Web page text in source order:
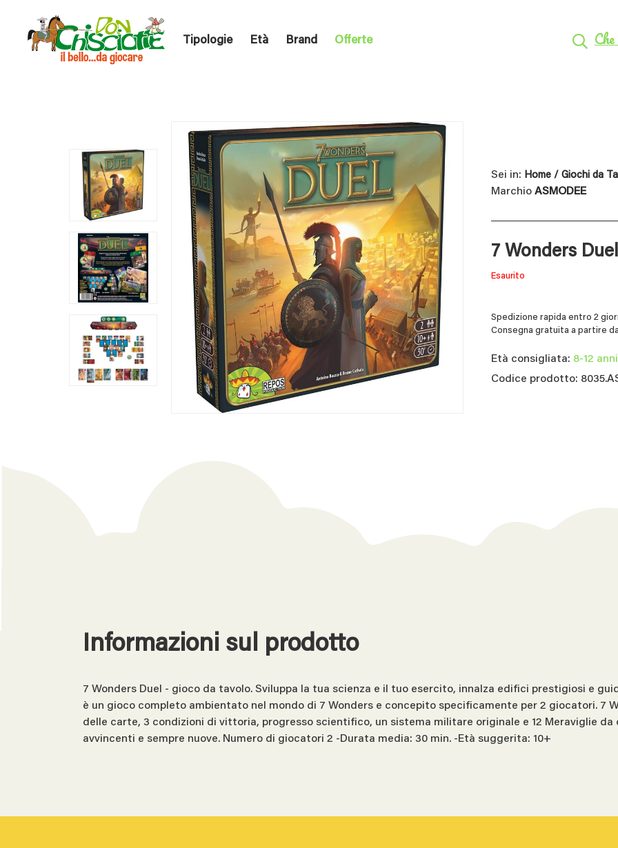
Tipologie Età Brand Offerte
Sei in: Home / Giochi da
Marchio ASMODEE
7 Wonders Duel
Esaurito
Spedizione rapida entro 2
Consegna gratuita a partire
Età consigliata: 8-12 anni
Codice prodotto:
Informazioni sul prodotto
7 Wonders Duel - gioco da tavolo. Sviluppa la tua scienza e il tuo esercito, innalza edifici prestigiosi e
è un gioco completo ambientato nel mondo di 7 Wonders e concepito specificamente per 2 giocatori. 7
delle carte, 3 condizioni di vittoria, progresso scientifico, un sistema militare originale e 12 Meraviglie
avvincenti e sempre nuove. Numero di giocatori 2 -Durata media: 30 min. -Età suggerita: 10+